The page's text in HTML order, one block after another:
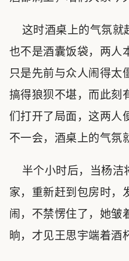
这时酒桌上的气氛就
也不是酒囊饭袋，两人
只是先前与众人闹得太
搞得狼狈不堪，而此刻
们打开了局面，这两人
不一会，酒桌上的气氛
半个小时后，当杨洁
家，重新赶到包房时，
闹，不禁愣住了，她皱
晌，才见王思宇端着酒